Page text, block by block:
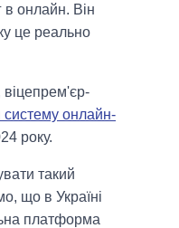
в онлайн. Він
це реально
віцепрем'єр-
систему онлайн-
року.
такий
що в Україні
платформа